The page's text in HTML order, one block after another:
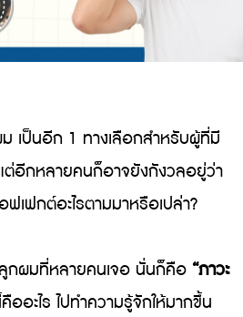
ป็นอีก 1 ทางเลือกสำหรับผู้ที่มี
อีกหลายคนก็อาจยังกังวลอยู่ว่า
เฟกต์อะไรตามมาหรือเปล่า?
ผมที่หลายคนเจอ นั่นก็คือ “ภาวะ
ออะไร ไปทำความรู้จักให้มากขึ้น